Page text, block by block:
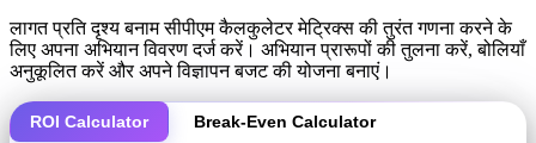
लागत प्रति दृश्य बनाम सीपीएम कैलकुलेटर मेट्रिक्स की तुरंत गणना करने के
लिए अपना अभियान विवरण दर्ज करें। अभियान प्रारूपों की तुलना करें, बोलियाँ
अनुकूलित करें और अपने विज्ञापन बजट की योजना बनाएं।
ROI Calculator Break-Even Calculator